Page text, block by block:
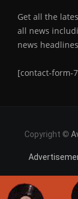
Get all the
all news
news
[contact-form-
Copyright ©